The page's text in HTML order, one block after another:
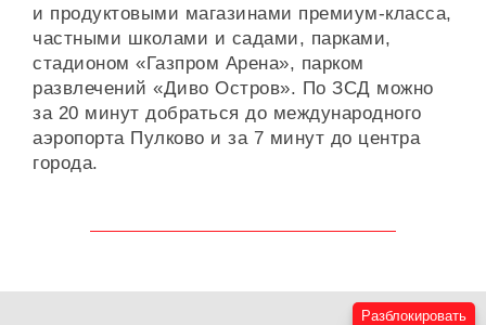
и продуктовыми магазинами премиум-класса,
частными школами и садами, парками,
стадионом «Газпром Арена», парком
развлечений «Диво Остров». По ЗСД можно
за 20 минут добраться до международного
аэропорта Пулково и за 7 минут до центра
города.
Разблокировать